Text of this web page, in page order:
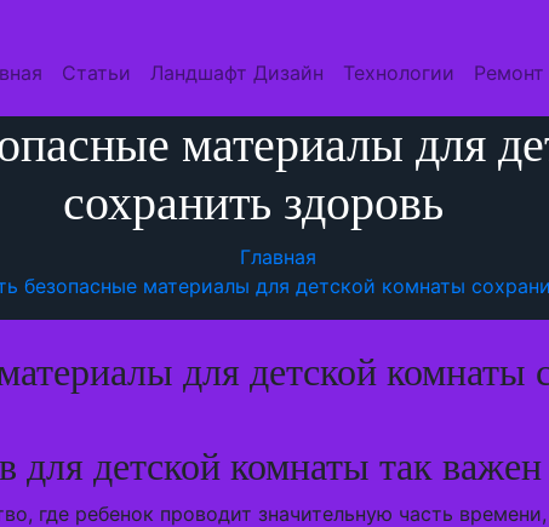
Статьи Ландшафт Дизайн Технологии Ремонт
материалы для
сохранить здоровь
Главная
безопасные материалы для детской комнаты
для детской комнаты
детской комнаты так важен
где ребенок проводит значительную часть